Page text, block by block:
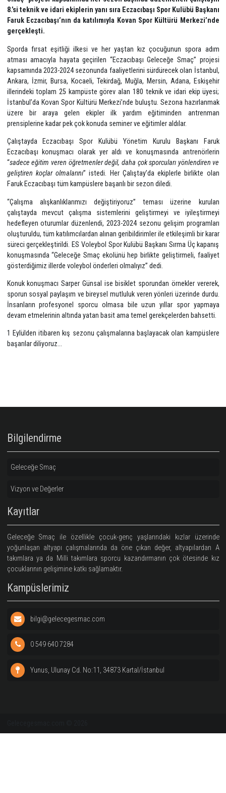
Eczacıbaşı Spor Kulübü’nün ilk kez 2015 yılında başlattığı ve
dek binlerce genç kızı voleybola kazandıran “Eczacıbaşı
Smaç” projesi kapsamında her sezon başında düzenlenen
8.’si teknik ve idari ekiplerin yanı sıra Eczacıbaşı Spor Kulübü
Faruk Eczacıbaşı’nın da katılımıyla Kovan Spor Kültürü
gerçekleşti.
Sporda fırsat eşitliği ilkesi ve her yaştan kız çocuğunun spora
atması amacıyla hayata geçirilen “Eczacıbaşı Geleceğe Smaç”
kapsamında 2023-2024 sezonunda faaliyetlerini sürdürecek olan
Ankara, İzmir, Bursa, Kocaeli, Tekirdağ, Muğla, Mersin, Adana,
illerindeki toplam 25 kampüste görev alan 180 teknik ve idari ekip
İstanbul’da Kovan Spor Kültürü Merkezi’nde buluştu. Sezona
üzere bir araya gelen ekipler ilk yardım eğitiminden
prensiplerine kadar pek çok konuda seminer ve eğitimler aldılar.
Eczacıbaşı konuşmacı olarak yer aldı ve konuşmasında
“ sadece eğitim veren öğretmenler değil, daha çok sporcuları
geliştiren koçlar olmalarını” istedi. Her Çalıştay’da ekiplerle
Faruk Eczacıbaşı tüm kampüslere başarılı bir sezon diledi.
“Çalışma alışkanlıklarımızı değiştiriyoruz” teması üzerine
hedefleyen oturumlar düzenlendi, 2023-2024 sezonu gelişim
oluşturuldu, tüm katılımcılardan alınan geribildirimler ile etkileşimli
süreci gerçekleştirildi. ES Voleybol Spor Kulübü Başkanı Sırma Üç
konuşmasında “Geleceğe Smaç ekolünü hep birlikte geliştirmeli,
gösterdiğimiz illerde voleybol önderleri olmalıyız” dedi.
1 Eylülden itibaren kış sezonu çalışmalarına başlayacak olan
Bilgilendirme
Geleceğe Smaç
Vizyon ve Değerler
Geleceğe Smaç ile özellikle çocuk-genç yaşlarındaki kızlar
yoğunlaşan altyapı çalışmalarında da öne çıkan değer,
çocuklarının gelişimine katkı sağlamaktır.